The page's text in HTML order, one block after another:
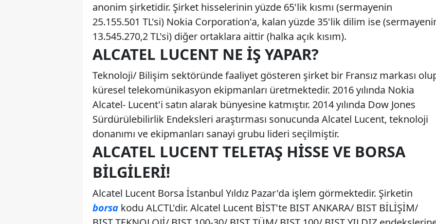
anonim şirketidir. Şirket hisselerinin yüzde 65'lik kısmı (sermayenin
25.155.501 TL'si) Nokia Corporation'a, kalan yüzde 35'lik dilim ise
13.545.270,2 TL'si) diğer ortaklara aittir (halka açık kısım).
ALCATEL LUCENT NE İŞ YAPAR?
Teknoloji/ Bilişim sektöründe faaliyet gösteren şirket bir Fransız markası
küresel telekomünikasyon ekipmanları üretmektedir. 2016 yılında Nokia
Alcatel- Lucent'i satın alarak bünyesine katmıştır. 2014 yılında Dow Jones
Sürdürülebilirlik Endeksleri araştırması sonucunda Alcatel Lucent, teknoloji
donanımı ve ekipmanları sanayi grubu lideri seçilmiştir.
ALCATEL LUCENT TELETAŞ HISSE VE BORSA
BILGILERI!
Alcatel Lucent Borsa İstanbul Yıldız Pazar'da işlem görmektedir. Şirketin
borsa kodu ALCTL'dir. Alcatel Lucent BİST'te BIST ANKARA/ BIST BİLİŞİM/